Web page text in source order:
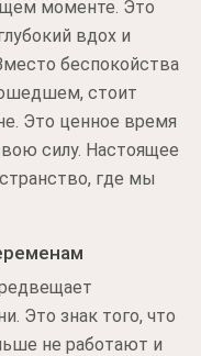
моменте. Это
вдох и
беспокойства
стоит
Это ценное время
силу. Настоящее
где мы
Это знак того, что
не работают и